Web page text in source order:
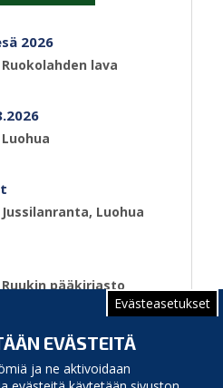
Evästeasetukset
EVÄSTEITÄ
ja ne aktivoidaan
2026
lava
Luohua
pääkirjasto
Sivu 1